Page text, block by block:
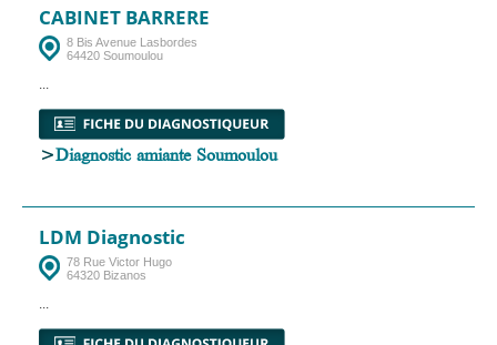
CABINET BARRERE
8 Bis Avenue Lasbordes
64420 Soumoulou
...
>Diagnostic amiante Soumoulou
LDM Diagnostic
78 Rue Victor Hugo
64320 Bizanos
...